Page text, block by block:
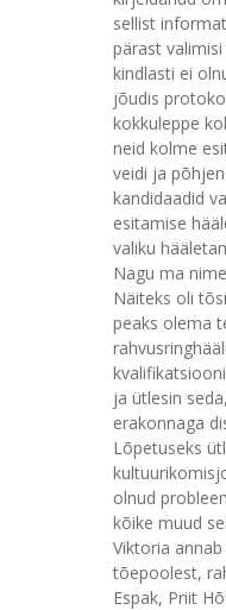
sellist
pärast
kindlasti ei
jõudis
kokkuleppe
neid kolme
veidi ja
kandidaadid
esitamise
valiku
Nagu ma
Näiteks oli
peaks olema
ja ütlesin
erakonnaga
Lõpetuseks
olnud
kõike muud
Viktoria
tõepoolest,
Espak, Priit